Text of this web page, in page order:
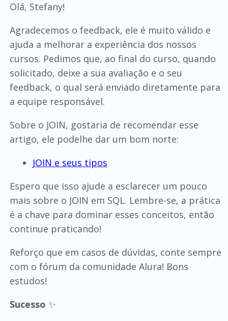
Olá, Stefany!
Agradecemos o feedback, ele é muito válido e
ajuda a melhorar a experiência dos nossos
cursos. Pedimos que, ao final do curso, quando
solicitado, deixe a sua avaliação e o seu
feedback, o qual será enviado diretamente para
a equipe responsável.
Sobre o JOIN, gostaria de recomendar esse
artigo, ele podelhe dar um bom norte:
JOIN e seus tipos
Espero que isso ajude a esclarecer um pouco
mais sobre o JOIN em SQL. Lembre-se, a prática
é a chave para dominar esses conceitos, então
continue praticando!
Reforço que em casos de dúvidas, conte sempre
com o fórum da comunidade Alura! Bons
estudos!
Sucesso ✨